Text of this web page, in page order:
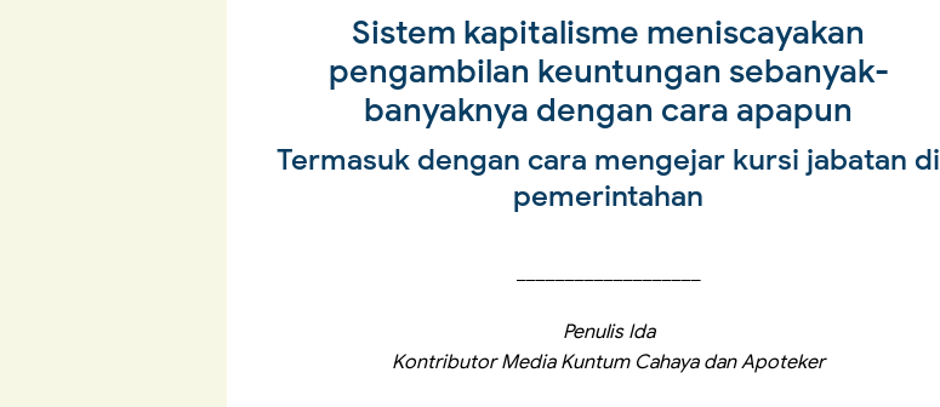
Sistem kapitalisme meniscayakan
pengambilan keuntungan sebanyak-
banyaknya dengan cara apapun
Termasuk dengan cara mengejar kursi jabatan di
pemerintahan
Penulis Ida
Kontributor Media Kuntum Cahaya dan Apoteker